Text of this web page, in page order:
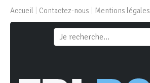
Accueil Contactez-nous Mentions légales